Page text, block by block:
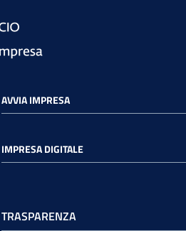
AVVIA IMPRESA
IMPRESA DIGITALE
TRASPARENZA